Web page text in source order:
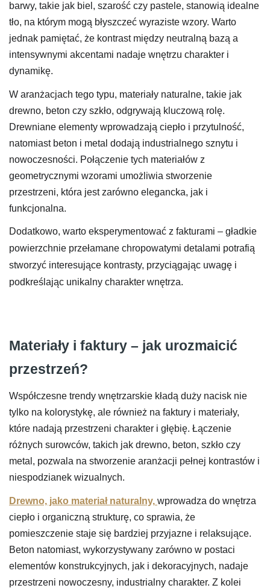
barwy, takie jak biel, szarość czy pastele, stanowią idealne
tło, na którym mogą błyszczeć wyraziste wzory. Warto
jednak pamiętać, że kontrast między neutralną bazą a
intensywnymi akcentami nadaje wnętrzu charakter i
dynamikę.
W aranżacjach tego typu, materiały naturalne, takie jak
drewno, beton czy szkło, odgrywają kluczową rolę.
Drewniane elementy wprowadzają ciepło i przytulność,
natomiast beton i metal dodają industrialnego sznytu i
nowoczesności. Połączenie tych materiałów z
geometrycznymi wzorami umożliwia stworzenie
przestrzeni, która jest zarówno elegancka, jak i
funkcjonalna.
Dodatkowo, warto eksperymentować z fakturami – gładkie
powierzchnie przełamane chropowatymi detalami potrafią
stworzyć interesujące kontrasty, przyciągając uwagę i
podkreślając unikalny charakter wnętrza.
Materiały i faktury – jak urozmaicić
przestrzeń?
Współczesne trendy wnętrzarskie kładą duży nacisk nie
tylko na kolorystykę, ale również na faktury i materiały,
które nadają przestrzeni charakter i głębię. Łączenie
różnych surowców, takich jak drewno, beton, szkło czy
metal, pozwala na stworzenie aranżacji pełnej kontrastów i
niespodzianek wizualnych.
Drewno, jako materiał naturalny, wprowadza do wnętrza
ciepło i organiczną strukturę, co sprawia, że
pomieszczenie staje się bardziej przyjazne i relaksujące.
Beton natomiast, wykorzystywany zarówno w postaci
elementów konstrukcyjnych, jak i dekoracyjnych, nadaje
przestrzeni nowoczesny, industrialny charakter. Z kolei